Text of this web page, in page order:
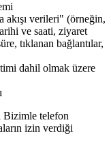
akışı verileri" (örneğin,
ve saati, ziyaret
tıklanan bağlantılar,
dahil olmak üzere
Bizimle telefon
izin verdiği